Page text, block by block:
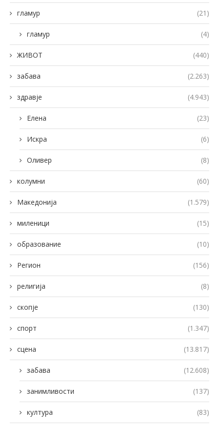
гламур (21)
гламур (4)
ЖИВОТ (440)
забава (2.263)
здравје (4.943)
Елена (23)
Искра (6)
Оливер (8)
колумни (60)
Македонија (1.579)
миленици (15)
образование (10)
Регион (156)
религија (8)
скопје (130)
спорт (1.347)
сцена (13.817)
забава (12.608)
занимливости (137)
култура (83)